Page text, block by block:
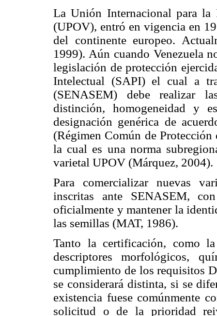
La Unión Internacional para la
(UPOV), entró en vigencia en
del continente eu­ropeo.
1999). Aún cuando Venezuela
legislación de protección
Intelectual (SAPI) el cual a
(SENASEM) debe realizar
distinción, homogeneidad y
designación genérica de
(Régimen Común de Protección
la cual es una norma
varietal UPOV (Márquez, 2004).
Para comercializar nuevas
inscritas ante SENASEM,
oficialmente y mantener la
las semillas (MAT, 1986).
Tanto la certificación, como
descriptores morfológicos,
cumplimiento de los requi­sitos
se considerará distinta, si se
existencia fuese comúnmente
solicitud o de la prioridad